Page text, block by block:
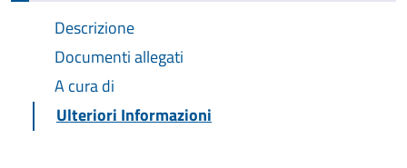
Descrizione
Documenti allegati
A cura di
Ulteriori Informazioni